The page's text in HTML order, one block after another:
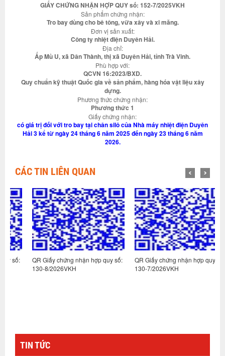
GIẤY CHỨNG NHẬN HỢP QUY số: 152-7/2025VKH
Sản phẩm chứng nhận:
Tro bay dùng cho bê tông, vữa xây và xi măng.
Đơn vị sản xuất:
Công ty nhiệt điện Duyên Hải.
Địa chỉ:
Ấp Mù U, xã Dân Thành, thị xã Duyên Hải, tỉnh Trà Vinh.
Phù hợp với:
QCVN 16:2023/BXD.
Quy chuẩn kỹ thuật Quốc gia về sản phẩm, hàng hóa vật liệu xây
dựng.
Phương thức chứng nhận:
Phương thức 1
Giấy chứng nhận:
có giá trị đối với tro bay tại chân silô của Nhà máy nhiệt điện Duyên
Hải 3 kể từ ngày 24 tháng 6 năm 2025 đến ngày 23 tháng 6 năm
2026.
CÁC TIN LIÊN QUAN
QR Giấy chứng nhận hợp quy số:
130-8/2026VKH
QR Giấy chứng nhận hợp quy số:
130-7/2026VKH
TIN TỨC